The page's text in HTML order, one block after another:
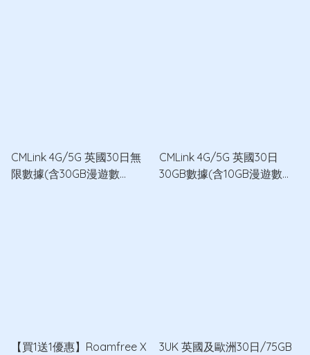
CMLink 4G/5G 英國30日無
限數據(含30GB漫遊數
CMLink 4G/5G 英國30日
30GB數據(含10GB漫遊數
【買1送1優惠】Roamfree X
3UK 英國及歐洲30日/75GB